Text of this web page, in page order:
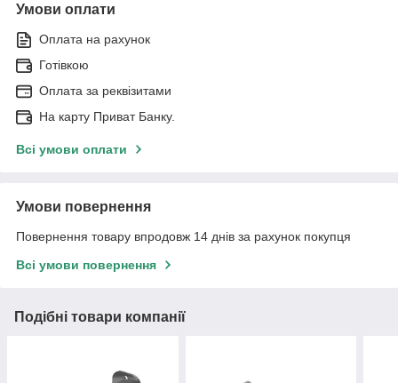
Умови оплати
Оплата на рахунок
Готівкою
Оплата за реквізитами
На карту Приват Банку.
Всі умови оплати
Умови повернення
Повернення товару впродовж 14 днів за рахунок покупця
Всі умови повернення
Подібні товари компанії